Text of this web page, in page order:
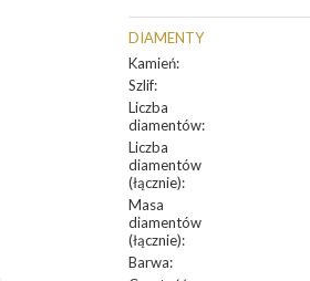
DIAMENTY
Kamień:
Szlif:
Liczba
diamentów:
Liczba
diamentów
(łącznie):
Masa
diamentów
(łącznie):
Barwa: